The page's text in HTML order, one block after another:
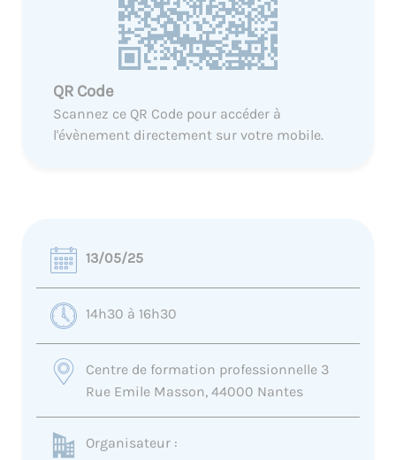
QR Code
Scannez ce QR Code pour accéder à
l'évènement directement sur votre mobile.
13/05/25
14h30 à 16h30
Centre de formation professionnelle 3
Rue Emile Masson, 44000 Nantes
Organisateur :